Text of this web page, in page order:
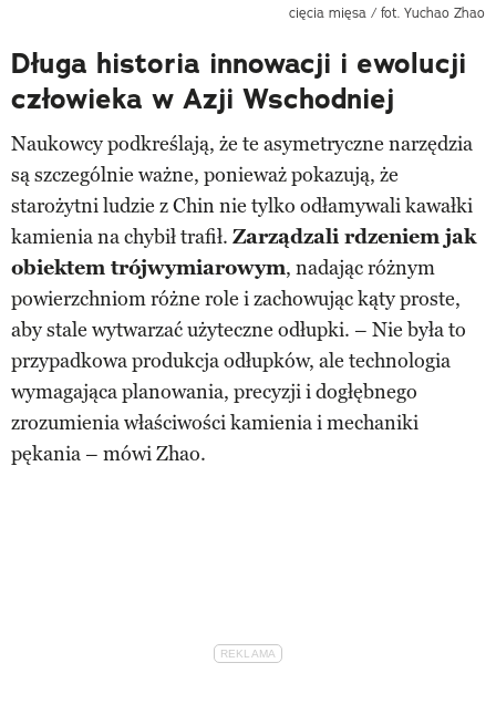
cięcia mięsa / fot. Yuchao Zhao
Długa historia innowacji i ewolucji
człowieka w Azji Wschodniej
Naukowcy podkreślają, że te asymetryczne narzędzia
są szczególnie ważne, ponieważ pokazują, że
starożytni ludzie z Chin nie tylko odłamywali kawałki
kamienia na chybił trafił. Zarządzali rdzeniem jak
obiektem trójwymiarowym, nadając różnym
powierzchniom różne role i zachowując kąty proste,
aby stale wytwarzać użyteczne odłupki. – Nie była to
przypadkowa produkcja odłupków, ale technologia
wymagająca planowania, precyzji i dogłębnego
zrozumienia właściwości kamienia i mechaniki
pękania – mówi Zhao.